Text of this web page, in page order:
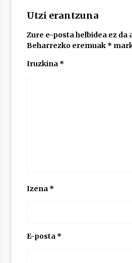
Utzi erantzuna
Zure e-posta helbidea ez
Beharrezko eremuak *
Iruzkina *
Izena *
E-posta *